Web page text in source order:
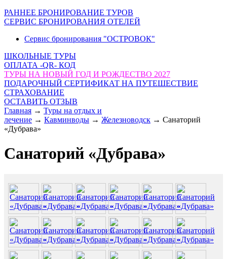
РАННЕЕ БРОНИРОВАНИЕ ТУРОВ
СЕРВИС БРОНИРОВАНИЯ ОТЕЛЕЙ
Сервис бронирования "ОСТРОВОК"
ШКОЛЬНЫЕ ТУРЫ
ОПЛАТА -QR- КОД
ТУРЫ НА НОВЫЙ ГОД И РОЖДЕСТВО 2027
ПОДАРОЧНЫЙ СЕРТИФИКАТ НА ПУТЕШЕСТВИЕ
СТРАХОВАНИЕ
ОСТАВИТЬ ОТЗЫВ
Главная → Туры на отдых и
лечение → Кавминводы → Железноводск → Санаторий
«Дубрава»
Санаторий «Дубрава»